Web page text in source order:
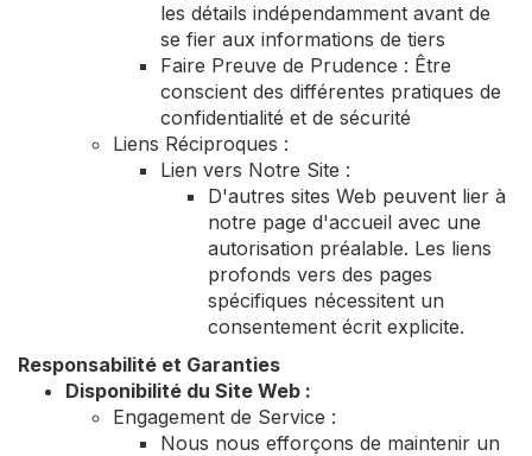
les détails indépendamment avant de
se fier aux informations de tiers
Faire Preuve de Prudence : Être
conscient des différentes pratiques de
confidentialité et de sécurité
Liens Réciproques :
Lien vers Notre Site :
D'autres sites Web peuvent lier à
notre page d'accueil avec une
autorisation préalable. Les liens
profonds vers des pages
spécifiques nécessitent un
consentement écrit explicite.
Responsabilité et Garanties
Disponibilité du Site Web :
Engagement de Service :
Nous nous efforçons de maintenir un